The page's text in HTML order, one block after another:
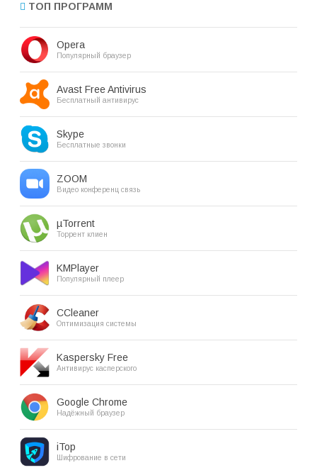
ТОП ПРОГРАММ
Opera
Популярный браузер
Avast Free Antivirus
Бесплатный антивирус
Skype
Бесплатные звонки
ZOOM
Видео конференц связь
µTorrent
Торрент клиен
KMPlayer
Популярный плеер
CCleaner
Оптимизация системы
Kaspersky Free
Антивирус касперского
Google Chrome
Надёжный браузер
iTop
Шифрование в сети